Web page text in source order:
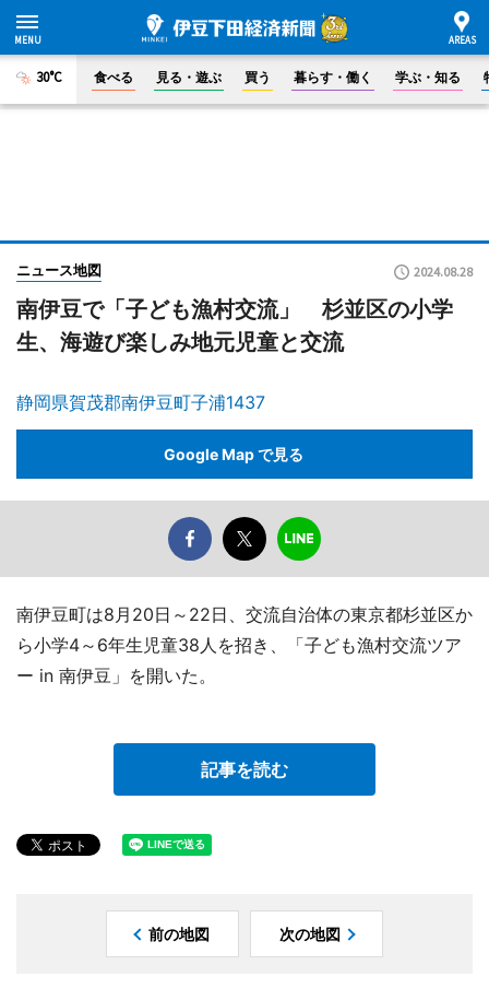
30°C 食べる 見る・遊ぶ 買う 暮らす・働く 学ぶ・知る
ニュース地図 2024.08.28
南伊豆で「子ども漁村交流」 杉並区の小学
生、海遊び楽しみ地元児童と交流
静岡県賀茂郡南伊豆町子浦1437
Google Map で見る
南伊豆町は8月20日～22日、交流自治体の東京都杉並区か
ら小学4～6年生児童38人を招き、「子ども漁村交流ツア
ー in 南伊豆」を開いた。
記事を読む
前の地図 次の地図